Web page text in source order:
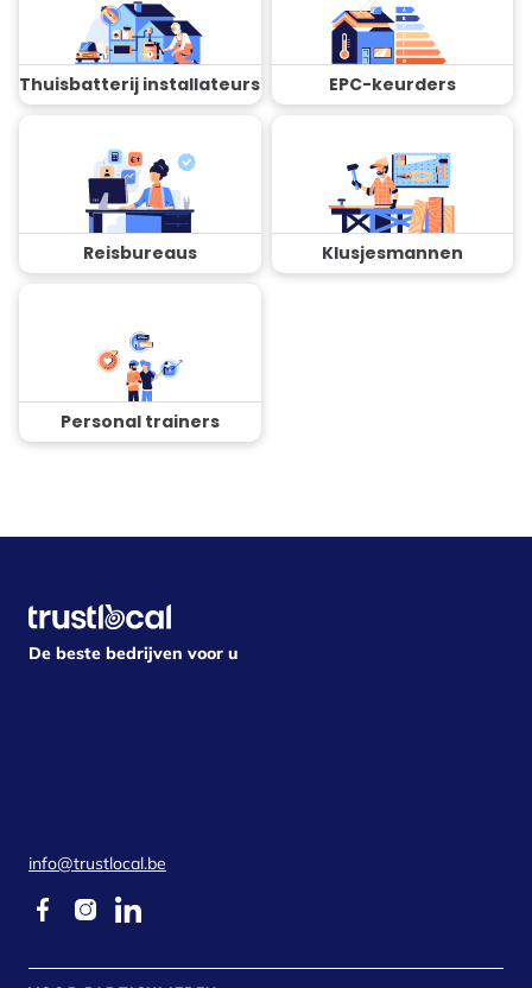
Thuisbatterij installateurs EPC-keurders
Reisbureaus Klusjesmannen
Personal trainers
De beste bedrijven voor u
info@trustlocal.be